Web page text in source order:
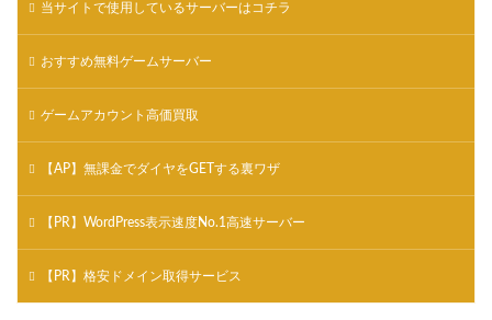
当サイトで使用しているサーバーはコチラ
おすすめ無料ゲームサーバー
ゲームアカウント高価買取
【AP】無課金でダイヤをGETする裏ワザ
【PR】WordPress表示速度No.1高速サーバー
【PR】格安ドメイン取得サービス